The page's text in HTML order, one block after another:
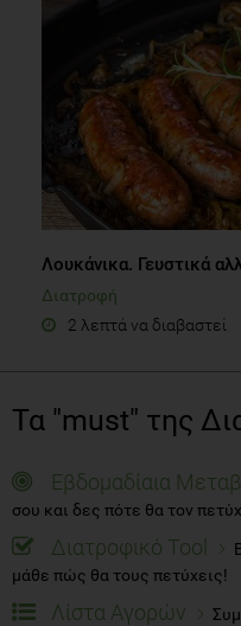
Λουκάνικα. Γευστικά
Διατροφή
2 λεπτά να διαβαστεί
Τα "must" της
Εβδομαδίαια
σου και δες πότε θα τον
Διατροφικό Tool
μάθε πώς θα τους πετύχεις!
Λίστα Αγορών